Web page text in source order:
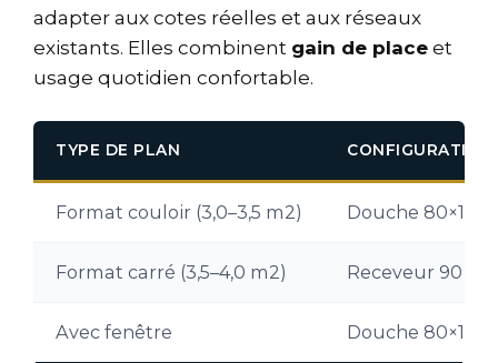
adapter aux cotes réelles et aux réseaux
existants. Elles combinent gain de place et
usage quotidien confortable.
TYPE DE PLAN CONFIGURATION
Format couloir (3,0–3,5 m2) Douche
Format carré (3,5–4,0 m2) Receveur
Avec fenêtre Douche